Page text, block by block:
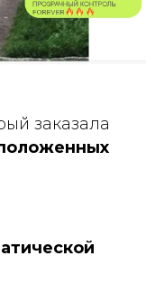
заказала